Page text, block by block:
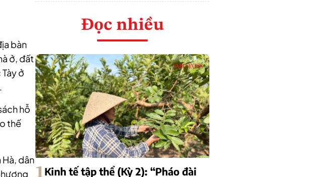
bàn
ở, đất
ở
hỗ
thế
dân
Đọc nhiều
Kinh tế tập thể (Kỳ 2): “Pháo đài